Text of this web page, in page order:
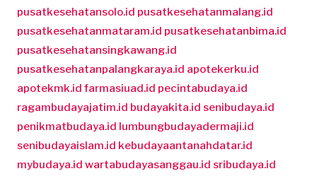
pusatkesehatansolo.id pusatkesehatanmalang.id
pusatkesehatanmataram.id pusatkesehatanbima.id
pusatkesehatansingkawang.id
pusatkesehatanpalangkaraya.id apotekerku.id
apotekmk.id farmasiuad.id pecintabudaya.id
ragambudayajatim.id budayakita.id senibudaya.id
penikmatbudaya.id lumbungbudayadermaji.id
senibudayaislam.id kebudayaantanahdatar.id
mybudaya.id wartabudayasanggau.id sribudaya.id